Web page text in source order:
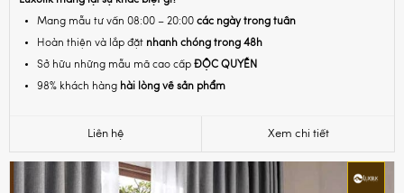
Mang mẫu tư vấn 08:00 – 20:00 các ngày trong tuần
Hoàn thiện và lắp đặt nhanh chóng trong 48h
Sở hữu những mẫu mã cao cấp ĐỘC QUYỀN
98% khách hàng hài lòng về sản phẩm
Liên hệ Xem chi tiết